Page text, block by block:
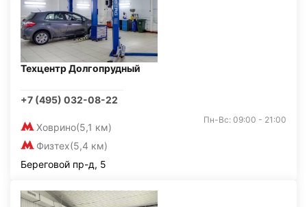
Техцентр Долгопрудный
+7 (495) 032-08-22
Ховрино(5,1 км)
Физтех(5,4 км)
Пн-Вс: 09:00 - 21:00
Береговой пр-д, 5